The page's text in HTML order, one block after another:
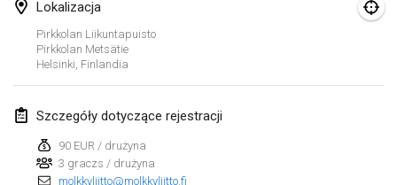
Lokalizacja
Pirkkolan Liikuntapuisto
Pirkkolan Metsätie
Helsinki Finlandia
Szczegóły dotyczące rejestracji
90 EUR / drużyna
3 graczs / drużyna
molkkyliitto@molkkyliitto.fi
luty 2025
US Mölkky Winter
7 lut 2025|Stany Zjednoczone
Open des vendanges tardives
8 lut 2025 |Francja